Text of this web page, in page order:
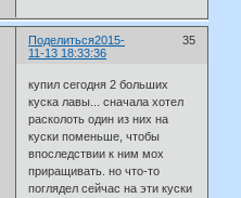
Поделиться 35
2015-
11-13 18:33:36
купил сегодня 2 больших
куска лавы... сначала хотел
расколоть один из них на
куски поменьше, чтобы
впоследствии к ним мох
приращивать. но что-то
поглядел сейчас на эти куски